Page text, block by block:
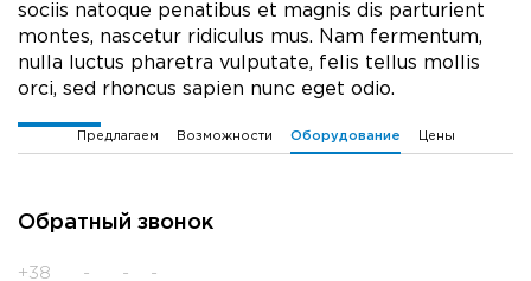
sociis natoque penatibus et magnis dis parturient
montes, nascetur ridiculus mus. Nam fermentum,
nulla luctus pharetra vulputate, felis tellus mollis
orci, sed rhoncus sapien nunc eget odio.
Предлагаем Возможности Оборудование Цены
Обратный звонок